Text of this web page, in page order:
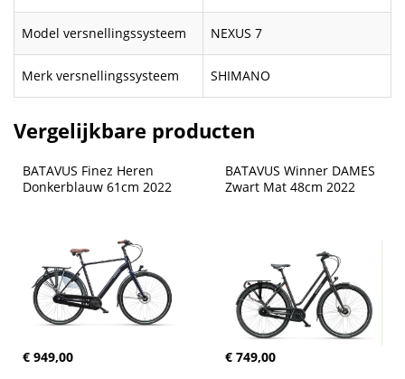
Model versnellingssysteem NEXUS 7
Merk versnellingssysteem SHIMANO
Vergelijkbare producten
BATAVUS Finez Heren
Donkerblauw 61cm 2022
€ 949,00
BATAVUS Winner DAMES
Zwart Mat 48cm 2022
€ 749,00